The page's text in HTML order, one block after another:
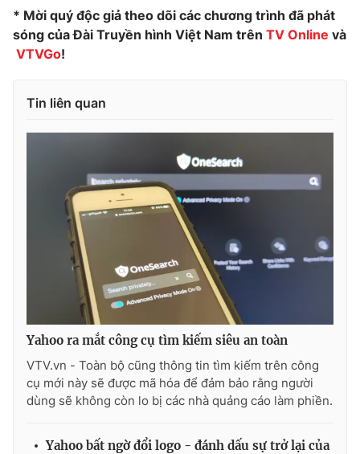
* Mời quý độc giả theo dõi các chương trình đã phát
sóng của Đài Truyền hình Việt Nam trên TV Online và
VTVGo!
Tin liên quan
Yahoo ra mắt công cụ tìm kiếm siêu an toàn
VTV.vn - Toàn bộ cũng thông tin tìm kiếm trên công
cụ mới này sẽ được mã hóa để đảm bảo rằng người
dùng sẽ không còn lo bị các nhà quảng cáo làm phiền.
Yahoo bất ngờ đổi logo - đánh dấu sự trở lại của